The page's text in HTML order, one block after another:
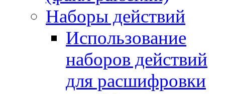
Наборы действий
Использование
наборов действий
для расшифровки